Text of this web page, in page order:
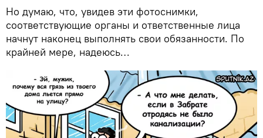
Но думаю, что, увидев эти фотоснимки,
соответствующие органы и ответственные лица
начнут наконец выполнять свои обязанности. По
крайней мере, надеюсь…